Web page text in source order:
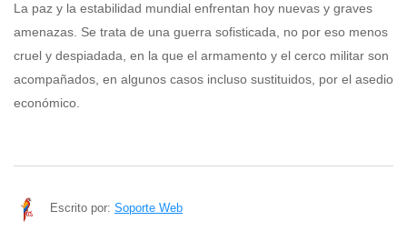
La paz y la estabilidad mundial enfrentan hoy nuevas y graves
amenazas. Se trata de una guerra sofisticada, no por eso menos
cruel y despiadada, en la que el armamento y el cerco militar son
acompañados, en algunos casos incluso sustituidos, por el asedio
económico.
Escrito por: Soporte Web